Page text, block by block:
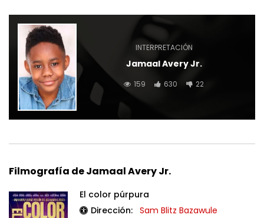
INTERPRETACIÓN
Jamaal Avery Jr.
159 630 22
Filmografía de Jamaal Avery Jr.
El color púrpura
Dirección: Sam Blitz Bazawule